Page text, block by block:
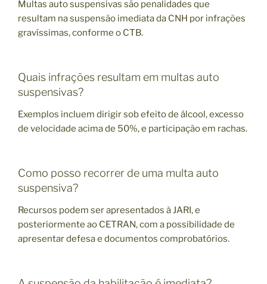
Multas auto suspensivas são penalidades que
resultam na suspensão imediata da CNH por infrações
gravíssimas, conforme o CTB.
Quais infrações resultam em multas auto
suspensivas?
Exemplos incluem dirigir sob efeito de álcool, excesso
de velocidade acima de 50%, e participação em rachas.
Como posso recorrer de uma multa auto
suspensiva?
Recursos podem ser apresentados à JARI, e
posteriormente ao CETRAN, com a possibilidade de
apresentar defesa e documentos comprobatórios.